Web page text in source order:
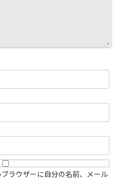
ラウザーに自分の名前、メール